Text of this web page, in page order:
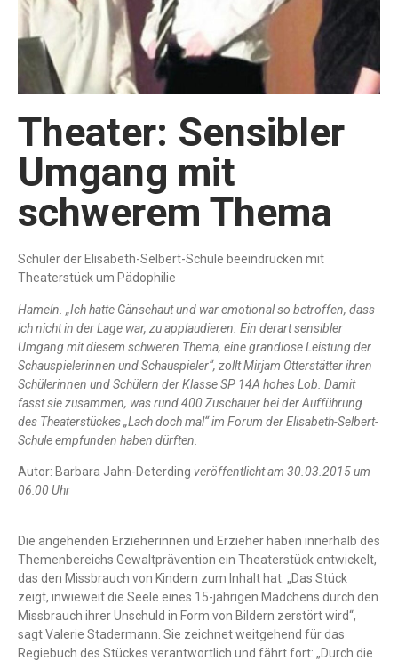
Theater: Sensibler
Umgang mit
schwerem Thema
Schüler der Elisabeth-Selbert-Schule beeindrucken mit
Theaterstück um Pädophilie
Hameln. „Ich hatte Gänsehaut und war emotional so betroffen, dass
ich nicht in der Lage war, zu applaudieren. Ein derart sensibler
Umgang mit diesem schweren Thema, eine grandiose Leistung der
Schauspielerinnen und Schauspieler“, zollt Mirjam Otterstätter ihren
Schülerinnen und Schülern der Klasse SP 14A hohes Lob. Damit
fasst sie zusammen, was rund 400 Zuschauer bei der Aufführung
des Theaterstückes „Lach doch mal“ im Forum der Elisabeth-Selbert-
Schule empfunden haben dürften.
Autor: Barbara Jahn-Deterding veröffentlicht am 30.03.2015 um
06:00 Uhr
Die angehenden Erzieherinnen und Erzieher haben innerhalb des
Themenbereichs Gewaltprävention ein Theaterstück entwickelt,
das den Missbrauch von Kindern zum Inhalt hat. „Das Stück
zeigt, inwieweit die Seele eines 15-jährigen Mädchens durch den
Missbrauch ihrer Unschuld in Form von Bildern zerstört wird“,
sagt Valerie Stadermann. Sie zeichnet weitgehend für das
Regiebuch des Stückes verantwortlich und fährt fort: „Durch die